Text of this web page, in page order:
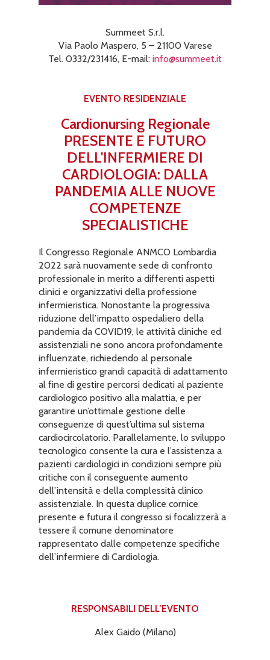
Summeet S.r.l.
Via Paolo Maspero, 5 – 21100 Varese
Tel. 0332/231416, E-mail: info@summeet.it
EVENTO RESIDENZIALE
Cardionursing Regionale
PRESENTE E FUTURO
DELL'INFERMIERE DI
CARDIOLOGIA: DALLA
PANDEMIA ALLE NUOVE
COMPETENZE
SPECIALISTICHE
Il Congresso Regionale ANMCO Lombardia
2022 sarà nuovamente sede di confronto
professionale in merito a differenti aspetti
clinici e organizzativi della professione
infermieristica. Nonostante la progressiva
riduzione dell’impatto ospedaliero della
pandemia da COVID19, le attività cliniche ed
assistenziali ne sono ancora profondamente
influenzate, richiedendo al personale
infermieristico grandi capacità di adattamento
al fine di gestire percorsi dedicati al paziente
cardiologico positivo alla malattia, e per
garantire un’ottimale gestione delle
conseguenze di quest’ultima sul sistema
cardiocircolatorio. Parallelamente, lo sviluppo
tecnologico consente la cura e l’assistenza a
pazienti cardiologici in condizioni sempre più
critiche con il conseguente aumento
dell’intensità e della complessità clinico
assistenziale. In questa duplice cornice
presente e futura il congresso si focalizzerà a
tessere il comune denominatore
rappresentato dalle competenze specifiche
dell’infermiere di Cardiologia.
RESPONSABILI DELL’EVENTO​
Alex Gaido (Milano)